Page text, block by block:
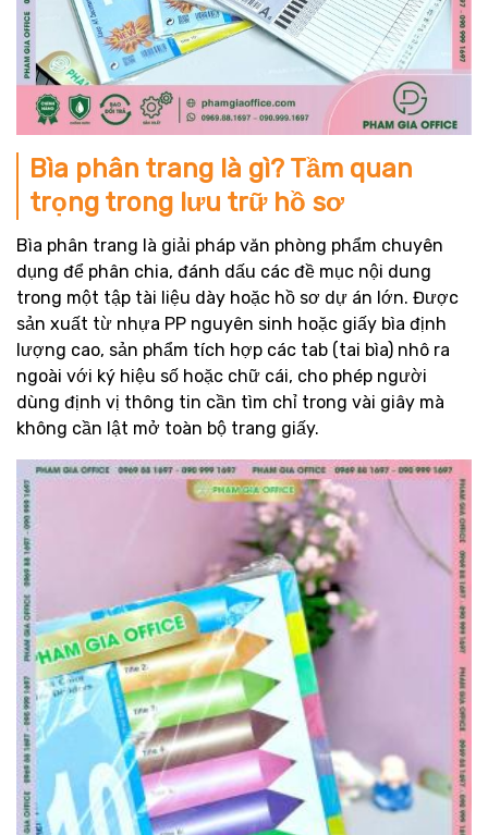
Bìa phân trang là gì? Tầm quan
trọng trong lưu trữ hồ sơ
Bìa phân trang là giải pháp văn phòng phẩm chuyên
dụng để phân chia, đánh dấu các đề mục nội dung
trong một tập tài liệu dày hoặc hồ sơ dự án lớn. Được
sản xuất từ nhựa PP nguyên sinh hoặc giấy bìa định
lượng cao, sản phẩm tích hợp các tab (tai bìa) nhô ra
ngoài với ký hiệu số hoặc chữ cái, cho phép người
dùng định vị thông tin cần tìm chỉ trong vài giây mà
không cần lật mở toàn bộ trang giấy.